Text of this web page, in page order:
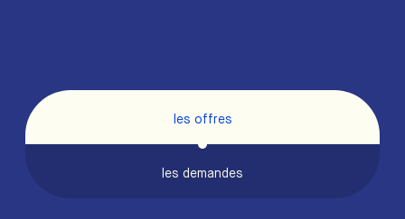
les offres
les demandes